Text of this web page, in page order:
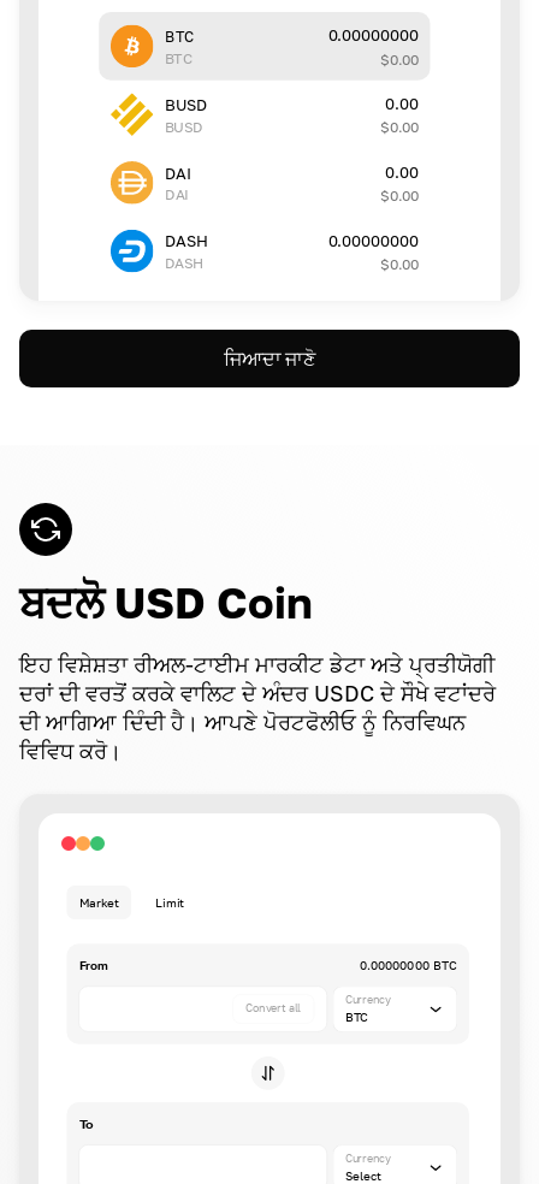
BTC
BTC
0.00000000
$0.00
BUSD
BUSD
0.00
$0.00
DAI
DAI
0.00
$0.00
DASH
DASH
0.00000000
$0.00
ਜਿਆਦਾ ਜਾਣੋ
ਬਦਲੋ USD Coin
ਇਹ ਵਿਸ਼ੇਸ਼ਤਾ ਰੀਅਲ-ਟਾਈਮ ਮਾਰਕੀਟ ਡੇਟਾ ਅਤੇ ਪ੍ਰਤੀਯੋਗੀ
ਦਰਾਂ ਦੀ ਵਰਤੋਂ ਕਰਕੇ ਵਾਲਿਟ ਦੇ ਅੰਦਰ USDC ਦੇ ਸੌਖੇ ਵਟਾਂਦਰੇ
ਦੀ ਆਗਿਆ ਦਿੰਦੀ ਹੈ। ਆਪਣੇ ਪੋਰਟਫੋਲੀਓ ਨੂੰ ਨਿਰਵਿਘਨ
ਵਿਵਿਧ ਕਰੋ।
Market Limit
From 0.00000000 BTC
Convert all
Currency
BTC
To
Currency
Select